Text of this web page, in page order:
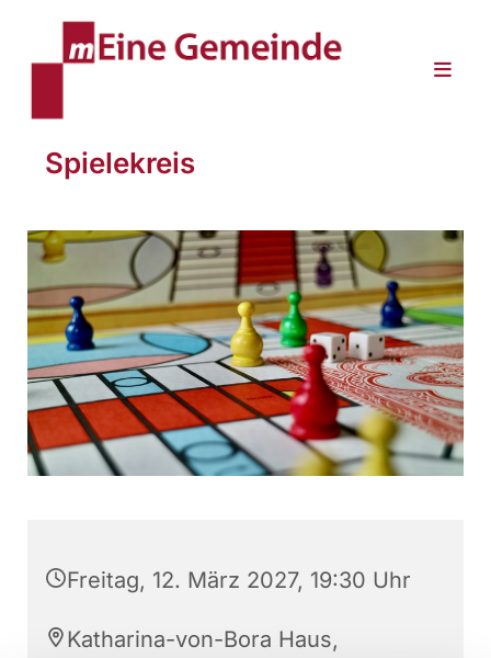
Spielekreis
Freitag, 12. März 2027, 19:30 Uhr
Katharina-von-Bora Haus,